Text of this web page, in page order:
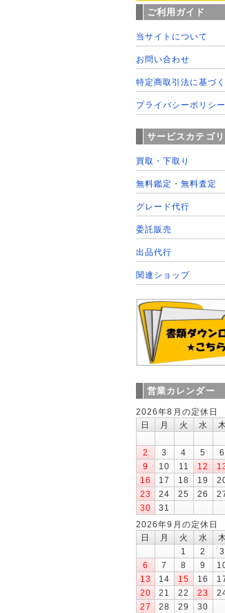
ご利用ガイド
当サイトについて
お問い合わせ
特定商取引法に基づ
プライバシーポリシー
サービスカテゴ
買取・下取り
無料鑑定・無料査定
グレード代行
委託販売
出品代行
関連ショップ
営業カレンダー
2026年8月の定休日
日
月 火 水 木
2
3 4 5 6
9
10 11 12
16
17 18 19
23
24 25 26
30
31
2026年9月の定休日
日
月 火 水 木
1
2 3
6
7 8 9
13
14 15 16
20
21 22 23
27
28 29
30